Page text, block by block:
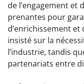
de l’engagement et
prenantes pour
d’enrichissement
insisté sur la
l’industrie, tandis
partenariats entre